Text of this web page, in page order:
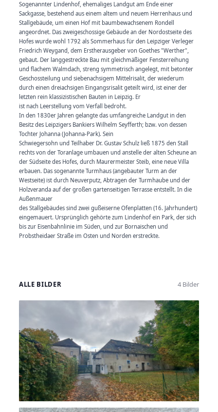
Sogenannter Lindenhof, ehemaliges Landgut am Ende einer
Sackgasse, bestehend aus einem altem und neuem Herrenhaus und
Stallgebäude, um einen Hof mit baumbewachsenem Rondell
angeordnet. Das zweigeschossige Gebäude an der Nordostseite des
Hofes wurde wohl 1792 als Sommerhaus für den Leipziger Verleger
Friedrich Weygand, dem Erstherausgeber von Goethes "Werther",
gebaut. Der langgestreckte Bau mit gleichmäßiger Fensterreihung
und flachem Walmdach, streng symmetrisch angelegt, mit betonter
Geschossteilung und siebenachsigem Mittelrisalit, der wiederum
durch einen dreiachsigen Eingangsrisalit geteilt wird, ist einer der
letzten rein klassizistischen Bauten in Leipzig. Er
ist nach Leerstellung vom Verfall bedroht.
In den 1830er Jahren gelangte das umfangreiche Landgut in den
Besitz des Leipzigers Bankiers Wilhelm Seyfferth; bzw. von dessen
Tochter Johanna (Johanna-Park). Sein
Schwiegersohn und Teilhaber Dr. Gustav Schulz ließ 1875 den Stall
rechts von der Toranlage umbauen und anstelle der alten Scheune an
der Südseite des Hofes, durch Maurermeister Steib, eine neue Villa
erbauen. Das sogenannte Turmhaus (angebauter Turm an der
Westseite) ist durch Neuverputz, Abtragen der Turmhaube und der
Holzveranda auf der großen gartenseitigen Terrasse entstellt. In die
Außenmauer
des Stallgebäudes sind zwei gußeiserne Ofenplatten (16. Jahrhundert)
eingemauert. Ursprünglich gehörte zum Lindenhof ein Park, der sich
bis zur Eisenbahnlinie im Süden, und zur Bornaischen und
Probstheidaer Straße im Osten und Norden erstreckte.
ALLE BILDER 4 Bilder